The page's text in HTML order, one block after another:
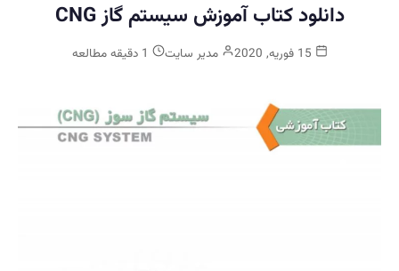
دانلود کتاب آموزش سیستم گاز CNG
مدیر سایت